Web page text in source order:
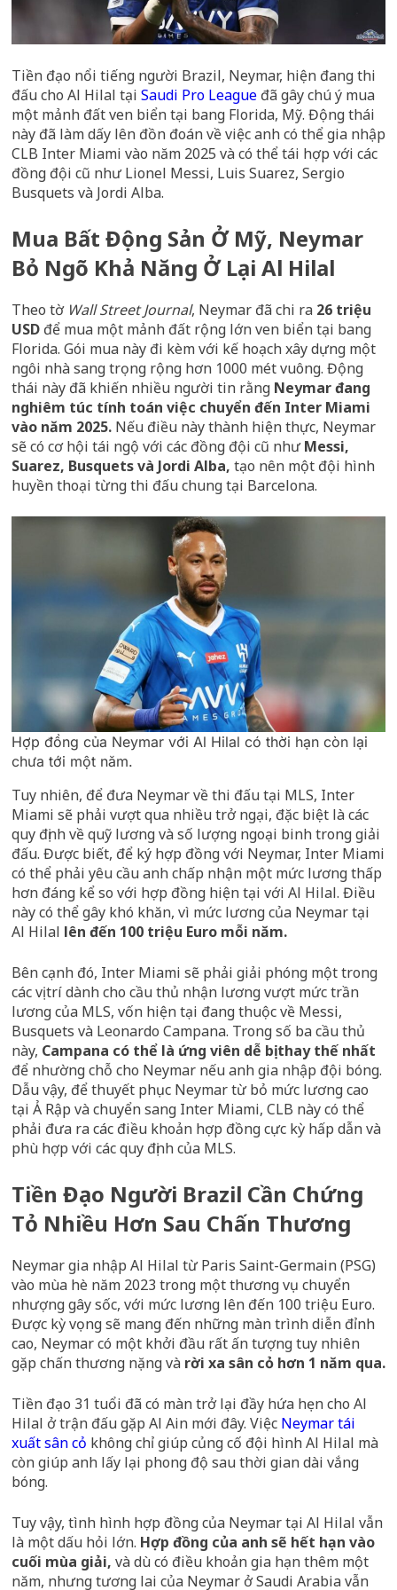
Tiền đạo nổi tiếng người Brazil, Neymar, hiện đang thi
đấu cho Al Hilal tại Saudi Pro League đã gây chú ý mua
một mảnh đất ven biển tại bang Florida, Mỹ. Động thái
này đã làm dấy lên đồn đoán về việc anh có thể gia nhập
CLB Inter Miami vào năm 2025 và có thể tái hợp với các
đồng đội cũ như Lionel Messi, Luis Suarez, Sergio
Busquets và Jordi Alba.
Mua Bất Động Sản Ở Mỹ, Neymar
Bỏ Ngõ Khả Năng Ở Lại Al Hilal
Theo tờ Wall Street Journal, Neymar đã chi ra 26 triệu
USD để mua một mảnh đất rộng lớn ven biển tại bang
Florida. Gói mua này đi kèm với kế hoạch xây dựng một
ngôi nhà sang trọng rộng hơn 1000 mét vuông. Động
thái này đã khiến nhiều người tin rằng Neymar đang
nghiêm túc tính toán việc chuyển đến Inter Miami
vào năm 2025. Nếu điều này thành hiện thực, Neymar
sẽ có cơ hội tái ngộ với các đồng đội cũ nhưMessi,
Suarez, Busquets và Jordi Alba, tạo nên một đội hình
huyền thoại từng thi đấu chung tại Barcelona.
Hợp đồng của Neymar với Al Hilal có thời hạn còn lại
chưa tới một năm.
Tuy nhiên, để đưa Neymar về thi đấu tại MLS, Inter
Miami sẽ phải vượt qua nhiều trở ngại, đặc biệt là các
quy định về quỹ lương và số lượng ngoại binh trong giải
đấu. Được biết, để ký hợp đồng với Neymar, Inter Miami
có thể phải yêu cầu anh chấp nhận một mức lương thấp
hơn đáng kể so với hợp đồng hiện tại với Al Hilal. Điều
này có thể gây khó khăn, vì mức lương của Neymar tại
Al Hilal lên đến 100 triệu Euro mỗi năm.
Bên cạnh đó, Inter Miami sẽ phải giải phóng một trong
các vị trí dành cho cầu thủ nhận lương vượt mức trần
lương của MLS, vốn hiện tại đang thuộc về Messi,
Busquets và Leonardo Campana. Trong số ba cầu thủ
này, Campana có thể là ứng viên dễ bị thay thế nhất
để nhường chỗ cho Neymar nếu anh gia nhập đội bóng.
Dẫu vậy, để thuyết phục Neymar từ bỏ mức lương cao
tại Ả Rập và chuyển sang Inter Miami, CLB này có thể
phải đưa ra các điều khoản hợp đồng cực kỳ hấp dẫn và
phù hợp với các quy định của MLS.
Tiền Đạo Người Brazil Cần Chứng
Tỏ Nhiều Hơn Sau Chấn Thương
Neymar gia nhập Al Hilal từ Paris Saint-Germain (PSG)
vào mùa hè năm 2023 trong một thương vụ chuyển
nhượng gây sốc, với mức lương lên đến 100 triệu Euro.
Được kỳ vọng sẽ mang đến những màn trình diễn đỉnh
cao, Neymar có một khởi đầu rất ấn tượng tuy nhiên
gặp chấn thương nặng và rời xa sân cỏ hơn 1 năm qua.
Tiền đạo 31 tuổi đã có màn trở lại đầy hứa hẹn cho Al
Hilal ở trận đấu gặp Al Ain mới đây. Việc Neymar tái
xuất sân cỏ không chỉ giúp củng cố đội hình Al Hilal mà
còn giúp anh lấy lại phong độ sau thời gian dài vắng
bóng.
Tuy vậy, tình hình hợp đồng của Neymar tại Al Hilal vẫn
là một dấu hỏi lớn. Hợp đồng của anh sẽ hết hạn vào
cuối mùa giải, và dù có điều khoản gia hạn thêm một
năm, nhưng tương lai của Neymar ở Saudi Arabia vẫn